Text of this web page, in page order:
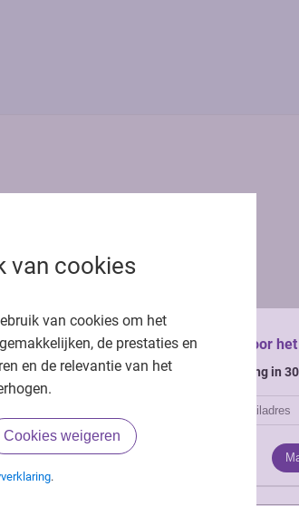
van cookies
van cookies om het
de prestaties en
en de relevantie van het
Cookies weigeren
.
Bedankt voor
Krijg gratis toegang in
Privacy statement
Cookie statement
Richtlijnen